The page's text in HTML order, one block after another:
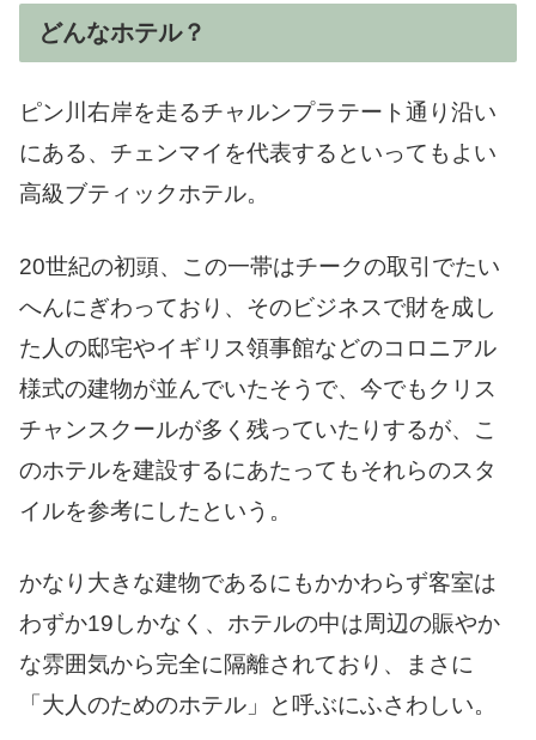
どんなホテル？
ピン川右岸を走るチャルンプラテート通り沿い
にある、チェンマイを代表するといってもよい
高級ブティックホテル。
20世紀の初頭、この一帯はチークの取引でたい
へんにぎわっており、そのビジネスで財を成し
た人の邸宅やイギリス領事館などのコロニアル
様式の建物が並んでいたそうで、今でもクリス
チャンスクールが多く残っていたりするが、こ
のホテルを建設するにあたってもそれらのスタ
イルを参考にしたという。
かなり大きな建物であるにもかかわらず客室は
わずか19しかなく、ホテルの中は周辺の賑やか
な雰囲気から完全に隔離されており、まさに
「大人のためのホテル」と呼ぶにふさわしい。